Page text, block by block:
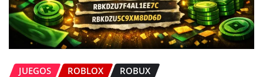
JUEGOS ROBLOX ROBUX